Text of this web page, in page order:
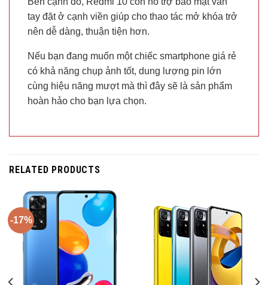
tay đặt ở cạnh viền giúp cho thao tác mở khóa trở
nên dễ dàng, thuận tiện hơn.
Nếu bạn đang muốn một chiếc smartphone giá rẻ
có khả năng chụp ảnh tốt, dung lượng pin lớn
cùng hiệu năng mượt mà thì đây sẽ là sản phẩm
hoàn hảo cho bạn lựa chọn.
RELATED PRODUCTS
-17%